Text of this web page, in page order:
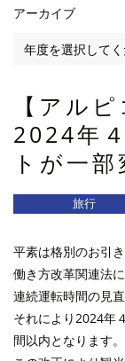
アーカイブ
【アル
2024年
トが一
旅行
平素は格別のお引
働き方改革関連法
連続運転時間の見
それにより2024年
間以内となります。